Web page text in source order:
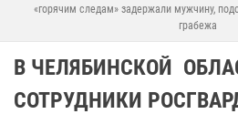
«горячим следам» задержали мужчину,
грабежа
В ЧЕЛЯБИНСКОЙ
СОТРУДНИКИ